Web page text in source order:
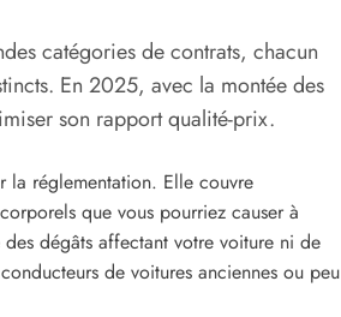
catégories de contrats, chacun
En 2025, avec la montée des
son rapport qualité-prix.
la réglementation. Elle couvre
que vous pourriez causer à
dégâts affectant votre voiture ni de
de voitures anciennes ou peu